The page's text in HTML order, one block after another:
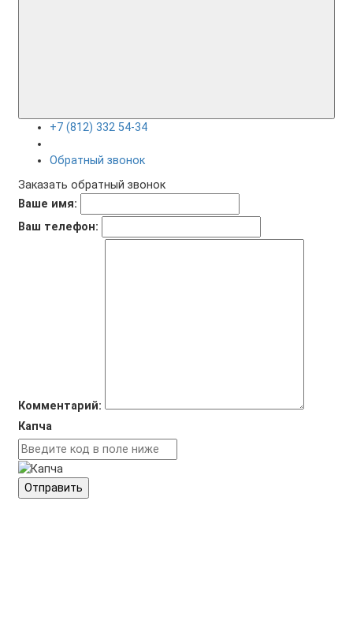
+7 (812) 332 54-34
Обратный звонок
Заказать обратный звонок
Ваше имя:
Ваш телефон:
Комментарий:
Капча
Отправить